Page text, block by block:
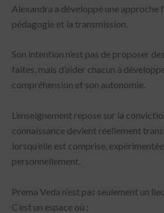
Alexandra a développé une approche
pédagogie et la transmission.
Son intention n’est pas de proposer
faites, mais d’aider chacun à
compréhension et son autonomie.
L’enseignement repose sur la
connaissance devient réellement
lorsqu’elle est comprise,
personnellement.
Prema Veda n’est pas seulement un
C’est un espace où :